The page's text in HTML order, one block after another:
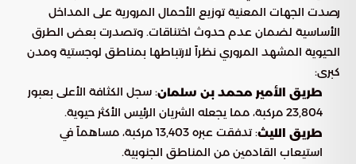
رصدت الجهات المعنية توزيع الأحمال المرورية على المداخل
الأساسية لضمان عدم حدوث اختناقات. وتصدرت بعض الطرق
الحيوية المشهد المروري نظراً لارتباطها بمناطق لوجستية ومدن
كبرى:
طريق الأمير محمد بن سلمان: سجل الكثافة الأعلى بعبور
23,804 مركبة، مما يجعله الشريان الرئيس الأكثر حيوية.
طريق الليث
: تدفقت عبره 13,403 مركبة، مساهماً في
استيعاب القادمين من المناطق الجنوبية.